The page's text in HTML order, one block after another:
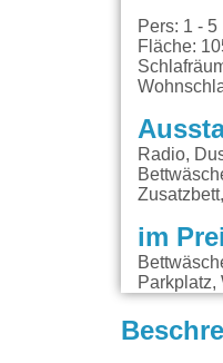
Pers: 1 - 5
Fläche:
Radio,
im
Parkplatz,